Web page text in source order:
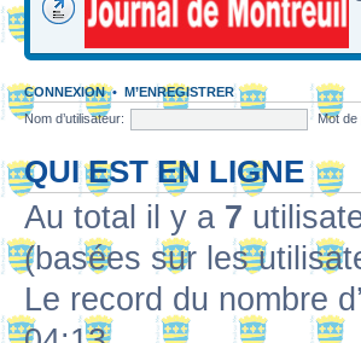
CONNEXION• M’ENREGISTRER
Nom d’utilisateur:
Mot
QUI EST EN LIGNE
Au total il y a 7
(basées sur les
Le record du nombre